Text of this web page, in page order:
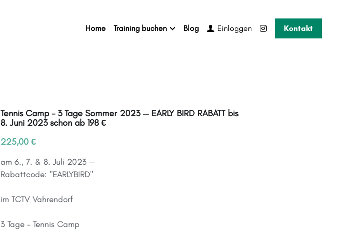
Home Training buchen Blog Einloggen Kontakt
Tennis Camp - 3 Tage Sommer 2023 — EARLY BIRD RABATT bis
8. Juni 2023 schon ab 198 €
225,00 €
am 6., 7. & 8. Juli 2023 —
Rabattcode: "EARLYBIRD"
im TCTV Vahrendorf
3 Tage - Tennis Camp